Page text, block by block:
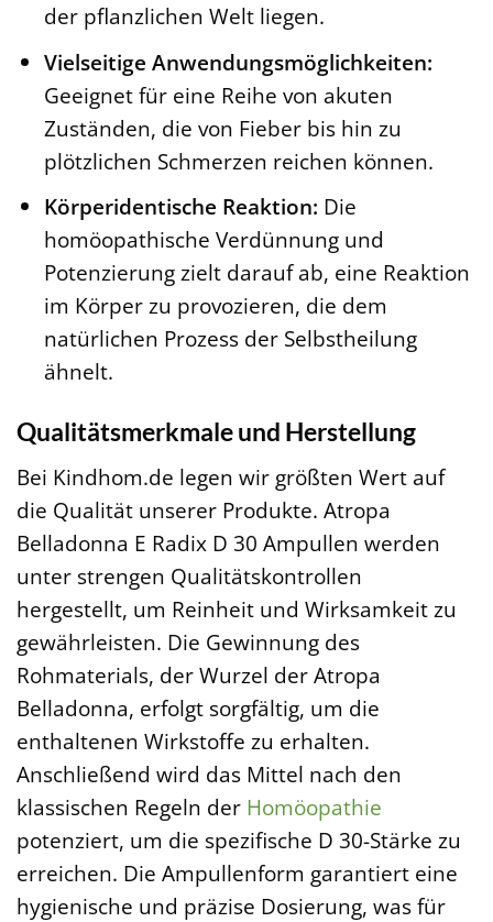
der pflanzlichen Welt liegen.
Vielseitige Anwendungsmöglichkeiten:
Geeignet für eine Reihe von akuten
Zuständen, die von Fieber bis hin zu
plötzlichen Schmerzen reichen können.
Körperidentische Reaktion: Die
homöopathische Verdünnung und
Potenzierung zielt darauf ab, eine Reaktion
im Körper zu provozieren, die dem
natürlichen Prozess der Selbstheilung
ähnelt.
Qualitätsmerkmale und Herstellung
Bei Kindhom.de legen wir größten Wert auf
die Qualität unserer Produkte. Atropa
Belladonna E Radix D 30 Ampullen werden
unter strengen Qualitätskontrollen
hergestellt, um Reinheit und Wirksamkeit zu
gewährleisten. Die Gewinnung des
Rohmaterials, der Wurzel der Atropa
Belladonna, erfolgt sorgfältig, um die
enthaltenen Wirkstoffe zu erhalten.
Anschließend wird das Mittel nach den
klassischen Regeln der Homöopathie
potenziert, um die spezifische D 30-Stärke zu
erreichen. Die Ampullenform garantiert eine
hygienische und präzise Dosierung, was für